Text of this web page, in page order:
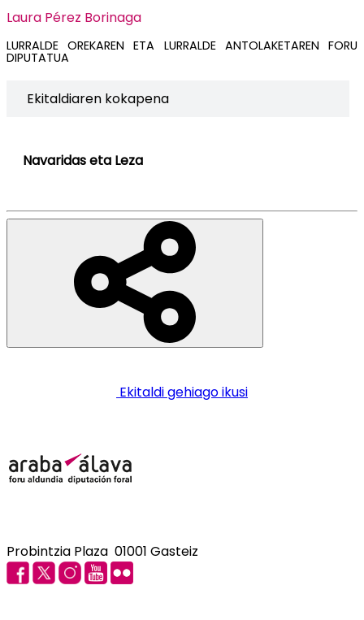
Laura Pérez Borinaga
LURRALDE OREKAREN ETA LURRALDE ANTOLAKETAREN FORU
DIPUTATUA
Ekitaldiaren kokapena
Navaridas eta Leza
Ekitaldi gehiago ikusi
Probintzia Plaza 01001 Gasteiz